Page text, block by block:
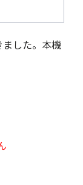
した。本機